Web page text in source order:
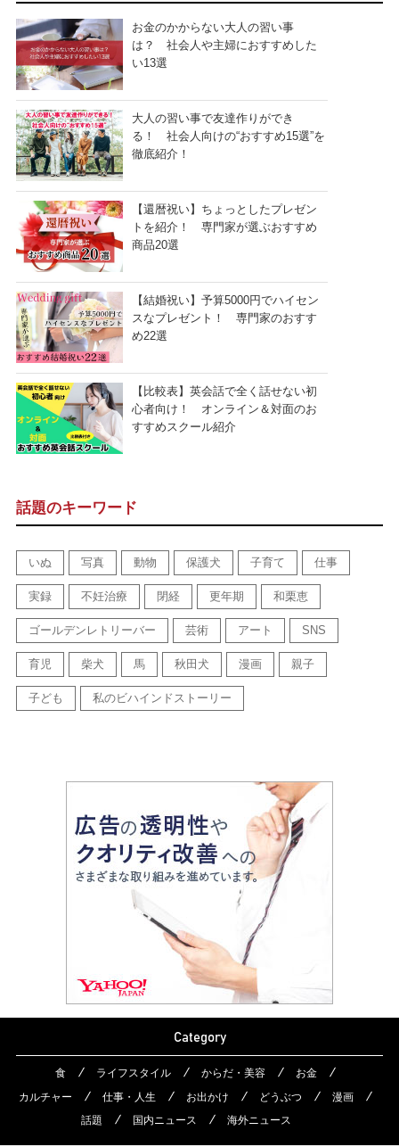
お金のかからない大人の習い事
は？ 社会人や主婦におすすめした
い13選
大人の習い事で友達作りができ
る！ 社会人向けの“おすすめ15選”を
徹底紹介！
【還暦祝い】ちょっとしたプレゼン
トを紹介！ 専門家が選ぶおすすめ
商品20選
【結婚祝い】予算5000円でハイセン
スなプレゼント！ 専門家のおすす
め22選
【比較表】英会話で全く話せない初
心者向け！ オンライン＆対面のお
すすめスクール紹介
話題のキーワード
いぬ 写真 動物 保護犬 子育て 仕事
実録 不妊治療 閉経 更年期 和栗恵
ゴールデンレトリーバー 芸術 アート SNS
育児 柴犬 馬 秋田犬 漫画 親子
子ども 私のビハインドストーリー
Category
食 ライフスタイル からだ・美容
お金
カルチャー
仕事・人生 お出かけ どうぶつ
漫画
話題
国内ニュース 海外ニュース